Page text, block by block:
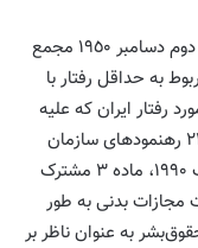
و در برخی اسناد نیز مانند قطعنامه شماره ٤٤٠ دوم دسامبر ١٩٥٠ مجمع
ماده ٣١ مقررات مربوط به حداقل رفتار با
قطعنامه ٢١ دسامبر ٢٠١٠ در مورد رفتار ایران که علیه
جمهوری اسلامی ایران صادر شده است، ماده ٢١ رهنمودهای سازمان
ملل برای پیشگیری از بزهکاری نوجوانان مصوب ١٩٩٠، ماده ٣ مشترک
مجازات بدنی به طور
به عنوان ناظر بر